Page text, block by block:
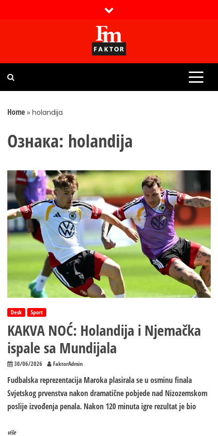
Faktor magazin
Uvijek presudan
Home » holandija
Ознака: holandija
Desk Sport
KAKVA NOĆ: Holandija i Njemačka
ispale sa Mundijala
30/06/2026 FaktorAdmin
Fudbalska reprezentacija Maroka plasirala se u osminu finala
Svjetskog prvenstva nakon dramatične pobjede nad Nizozemskom
poslije izvođenja penala. Nakon 120 minuta igre rezultat je bio
više